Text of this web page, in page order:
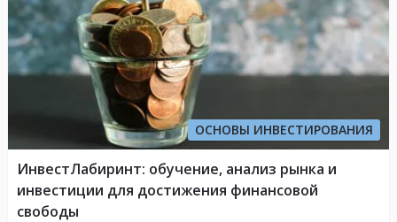
ОСНОВЫ ИНВЕСТИРОВАНИЯ
ИнвестЛабиринт: обучение, анализ рынка и
инвестиции для достижения финансовой
свободы